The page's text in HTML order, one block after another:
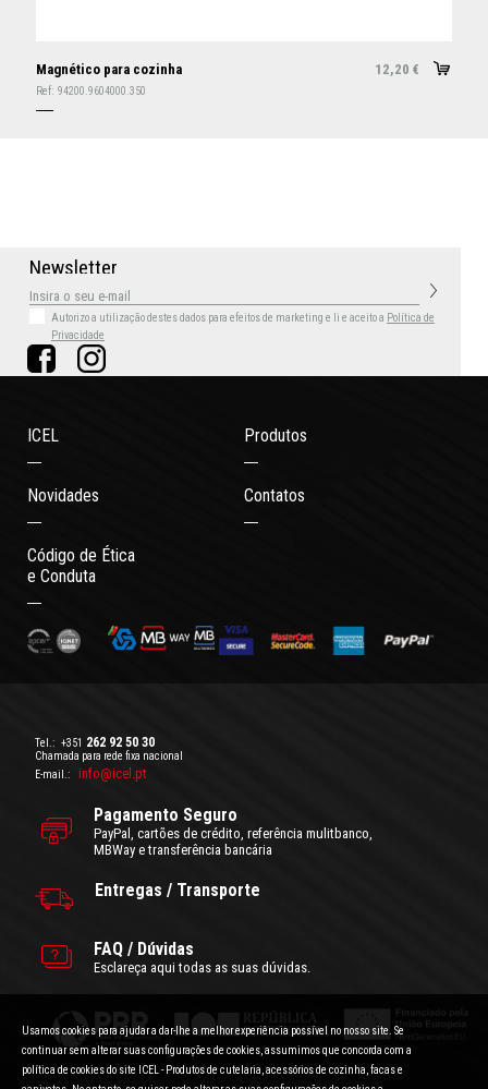
Magnético para cozinha 12,20 €
Ref: 94200.9604000.350
Newsletter
Autorizo a utilização destes dados para efeitos de marketing e li e aceito a Política de
Privacidade
ICEL Produtos
Novidades Contatos
Código de Ética
e Conduta
Tel.: +351 262 92 50 30
Chamada para rede fixa nacional
E-mail.:
info@icel.pt
Pagamento Seguro
PayPal, cartões de crédito, referência mulitbanco,
MBWay e transferência bancária
Entregas / Transporte
FAQ / Dúvidas
Esclareça aqui todas as suas dúvidas.
Usamos cookies para ajudar a dar-lhe a melhor experiência possível no nosso site. Se
continuar sem alterar suas configurações de cookies, assumimos que concorda com a
política de cookies do site ICEL - Produtos de cutelaria, acessórios de cozinha, facas e